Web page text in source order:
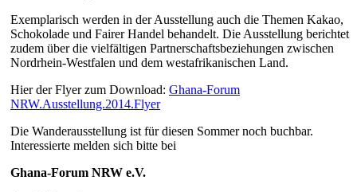
Exemplarisch werden in der Ausstellung auch die Themen Kakao,
Schokolade und Fairer Handel behandelt. Die Ausstellung berichtet
zudem über die vielfältigen Partnerschaftsbeziehungen zwischen
Nordrhein-Westfalen und dem westafrikanischen Land.
Hier der Flyer zum Download: Ghana-Forum
NRW.Ausstellung.2014.Flyer
Die Wanderausstellung ist für diesen Sommer noch buchbar.
Interessierte melden sich bitte bei
Ghana-Forum NRW e.V.